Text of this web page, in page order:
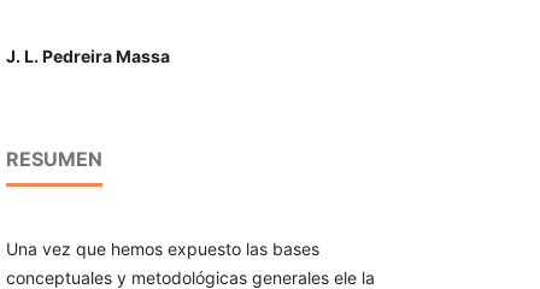
J. L. Pedreira Massa
RESUMEN
Una vez que hemos expuesto las bases
conceptuales y metodológicas generales ele la